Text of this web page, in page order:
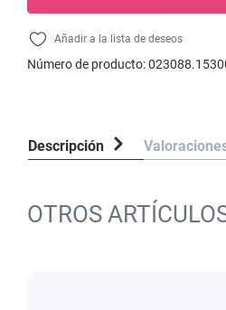
Añadir a la lista de deseos
Número de producto:
Descripción
OTROS